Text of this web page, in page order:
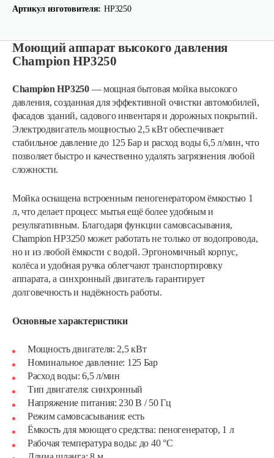
Артикул изготовителя: HP3250
Моющий аппарат высокого давления
Champion HP3250
Champion HP3250— мощная бытовая мойка высокого
давления, созданная для эффективной очистки автомобилей,
фасадов зданий, садового инвентаря и дорожных покрытий.
Электродвигатель мощностью 2,5 кВт обеспечивает
стабильное давление до 125 Бар и расход воды 6,5 л/мин, что
позволяет быстро и качественно удалять загрязнения любой
сложности.
Мойка оснащена встроенным пеногенератором ёмкостью 1
л, что делает процесс мытья ещё более удобным и
результативным. Благодаря функции самовсасывания,
Champion HP3250 может работать не только от водопровода,
но и из любой ёмкости с водой. Эргономичный корпус,
колёса и удобная ручка облегчают транспортировку
аппарата, а синхронный двигатель гарантирует
долговечность и надёжность работы.
Основные характеристики
Мощность двигателя: 2,5 кВт
Номинальное давление: 125 Бар
Расход воды: 6,5 л/мин
Тип двигателя: синхронный
Напряжение питания: 230 В / 50 Гц
Режим самовсасывания: есть
Ёмкость для моющего средства: пеногенератор, 1 л
Рабочая температура воды: до 40 °C